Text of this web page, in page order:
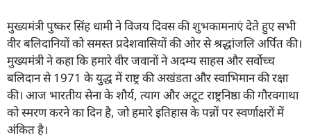
मुख्यमंत्री पुष्कर सिंह धामी ने विजय दिवस की शुभकामनाएं देते हुए सभी
वीर बलिदानियों को समस्त प्रदेशवासियों की ओर से श्रद्धांजलि अर्पित की।
मुख्यमंत्री ने कहा कि हमारे वीर जवानों ने अदम्य साहस और सर्वोच्च
बलिदान से 1971 के युद्ध में राष्ट्र की अखंडता और स्वाभिमान की रक्षा
की। आज भारतीय सेना के शौर्य, त्याग और अटूट राष्ट्रनिष्ठा की गौरवगाथा
को स्मरण करने का दिन है, जो हमारे इतिहास के पन्नों पर स्वर्णाक्षरों में
अंकित है।